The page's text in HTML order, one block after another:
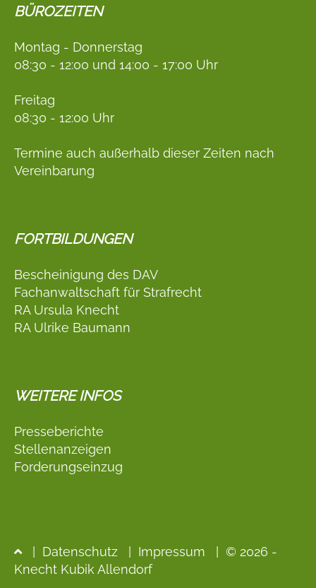
BÜROZEITEN
Montag - Donnerstag
08:30 - 12:00 und 14:00 - 17:00 Uhr
Freitag
08:30 - 12:00 Uhr
Termine auch außerhalb dieser Zeiten nach
Vereinbarung
FORTBILDUNGEN
Bescheinigung des DAV
Fachanwaltschaft für Strafrecht
RA Ursula Knecht
RA Ulrike Baumann
WEITERE INFOS
Presseberichte
Stellenanzeigen
Forderungseinzug
| Datenschutz | Impressum
| © 2026 -
Knecht Kubik Allendorf